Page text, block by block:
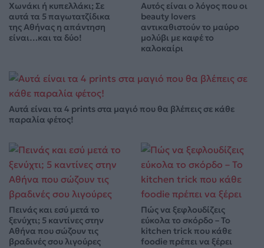
Χωνάκι ή κυπελλάκι; Σε
αυτά τα 5 παγωτατζίδικα
της Αθήνας η απάντηση
είναι…και τα δύο!
Αυτός είναι ο λόγος που οι
beauty lovers
αντικαθιστούν το μαύρο
μολύβι με καφέ το
καλοκαίρι
Αυτά είναι τα 4 prints στα μαγιό που θα βλέπεις σε κάθε
παραλία φέτος!
Πεινάς και εσύ μετά το
ξενύχτι; 5 καντίνες στην
Αθήνα που σώζουν τις
βραδινές σου λιγούρες
Πώς να ξεφλουδίζεις
εύκολα το σκόρδο – Το
kitchen trick που κάθε
foodie πρέπει να ξέρει